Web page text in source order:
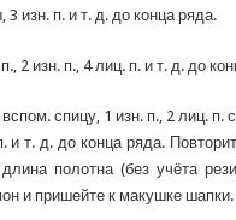
изн. п. и т. д. до конца ряда.
2 изн. п., 4 лиц. п. и т. д. до
спицу, 1 изн. п., 2 лиц.
и т. д. до конца ряда.
полотна (без учёта
и пришейте к макушке шапки.